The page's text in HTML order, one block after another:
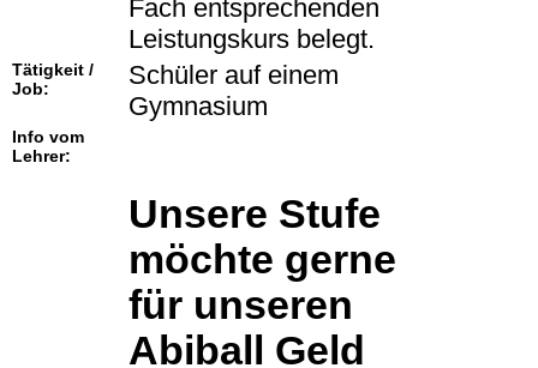
Fach entsprechenden
Leistungskurs belegt.
Tätigkeit /
Job:
Schüler auf einem
Gymnasium
Info vom
Lehrer:
Unsere Stufe
möchte gerne
für unseren
Abiball Geld